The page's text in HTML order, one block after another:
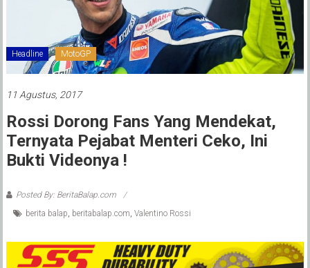
Headline MotoGP
11 Agustus, 2017
Rossi Dorong Fans Yang Mendekat,
Ternyata Pejabat Menteri Ceko, Ini
Bukti Videonya !
Posted By: BeritaBalap.com
berita balap, beritabalap.com, Valentino Rossi